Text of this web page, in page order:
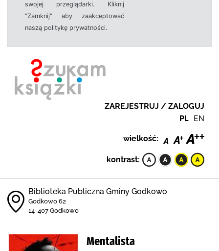
swojej przeglądarki. Kliknij
"Zamknij" aby zaakceptować
naszą politykę prywatności.
ZAREJESTRUJ / ZALOGUJ
PL EN
wielkość:
kontrast:
Biblioteka Publiczna Gminy Godkowo
Godkowo 62
14-407 Godkowo
Mentalista